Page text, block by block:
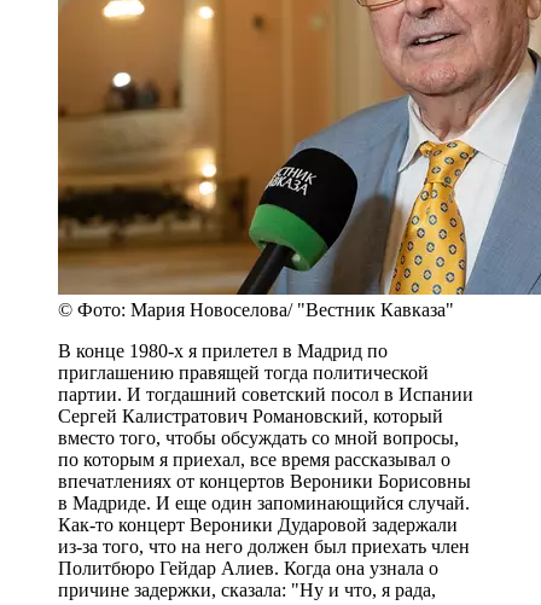
© Фото: Мария Новоселова/ "Вестник Кавказа"
В конце 1980-х я прилетел в Мадрид по
приглашению правящей тогда политической
партии. И тогдашний советский посол в Испании
Сергей Калистратович Романовский, который
вместо того, чтобы обсуждать со мной вопросы,
по которым я приехал, все время рассказывал о
впечатлениях от концертов Вероники Борисовны
в Мадриде. И еще один запоминающийся случай.
Как-то концерт Вероники Дударовой задержали
из-за того, что на него должен был приехать член
Политбюро Гейдар Алиев. Когда она узнала о
причине задержки, сказала: "Ну и что, я рада,